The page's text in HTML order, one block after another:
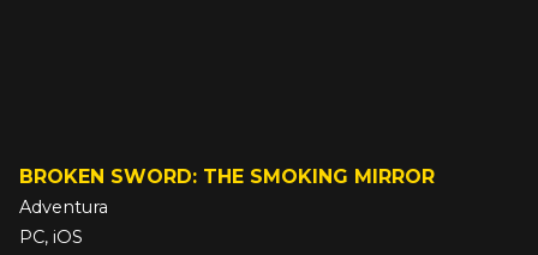
BROKEN SWORD: THE SMOKING MIRROR
Adventura
PC, iOS